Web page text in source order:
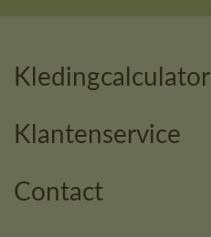
Kledingcalculator
Klantenservice
Contact